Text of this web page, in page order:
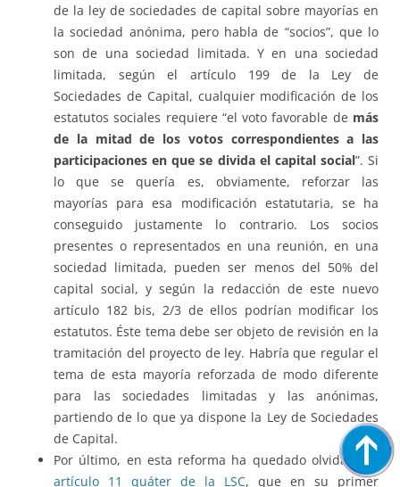
de la ley de sociedades de capital sobre mayorías en
la sociedad anónima, pero habla de “socios”, que lo
son de una sociedad limitada. Y en una sociedad
limitada, según el artículo 199 de la Ley de
Sociedades de Capital, cualquier modificación de los
estatutos sociales requiere “el voto favorable de más
de la mitad de los votos correspondientes a las
participaciones en que se divida el capital social”. Si
lo que se quería es, obviamente, reforzar las
mayorías para esa modificación estatutaria, se ha
conseguido justamente lo contrario. Los socios
presentes o representados en una reunión, en una
sociedad limitada, pueden ser menos del 50% del
capital social, y según la redacción de este nuevo
artículo 182 bis, 2/3 de ellos podrían modificar los
estatutos. Éste tema debe ser objeto de revisión en la
tramitación del proyecto de ley. Habría que regular el
tema de esta mayoría reforzada de modo diferente
para las sociedades limitadas y las anónimas,
partiendo de lo que ya dispone la Ley de Sociedades
de Capital.
Por último, en esta reforma ha quedado olvidado el
artículo 11 quáter de la LSC, que en su primer